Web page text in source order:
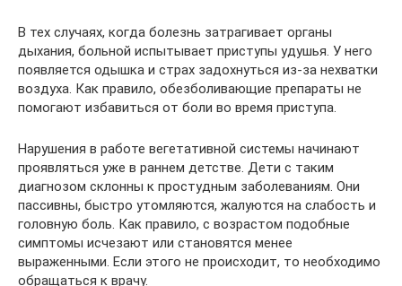
В тех случаях, когда болезнь затрагивает органы
дыхания, больной испытывает приступы удушья. У него
появляется одышка и страх задохнуться из-за нехватки
воздуха. Как правило, обезболивающие препараты не
помогают избавиться от боли во время приступа.
Нарушения в работе вегетативной системы начинают
проявляться уже в раннем детстве. Дети с таким
диагнозом склонны к простудным заболеваниям. Они
пассивны, быстро утомляются, жалуются на слабость и
головную боль. Как правило, с возрастом подобные
симптомы исчезают или становятся менее
выраженными. Если этого не происходит, то необходимо
обращаться к врачу.